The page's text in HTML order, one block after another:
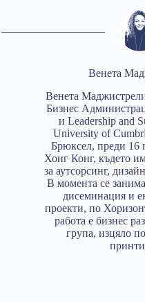
Венета
Венета
Бизнес
и Leadership and
University of
Брюксел, преди 16
Хонг Конг, където
за аутсорсинг,
В момента се
дисеминация и
проекти, по
работа е бизнес
група, изцяло